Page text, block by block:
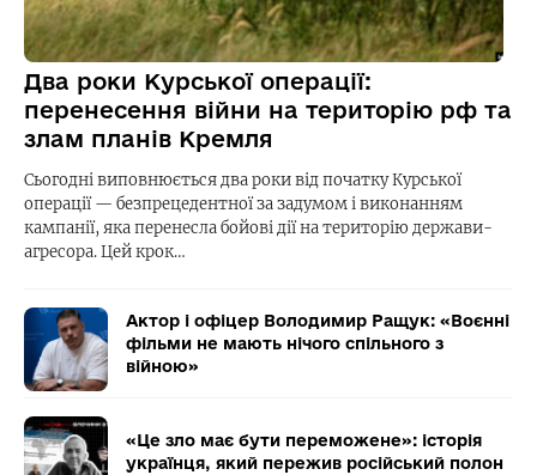
Два роки Курської операції:
перенесення війни на територію рф та
злам планів Кремля
Сьогодні виповнюється два роки від початку Курської
операції — безпрецедентної за задумом і виконанням
кампанії, яка перенесла бойові дії на територію держави-
агресора. Цей крок…
Актор і офіцер Володимир Ращук: «Воєнні
фільми не мають нічого спільного з
війною»
«Це зло має бути переможене»: історія
українця, який пережив російський полон